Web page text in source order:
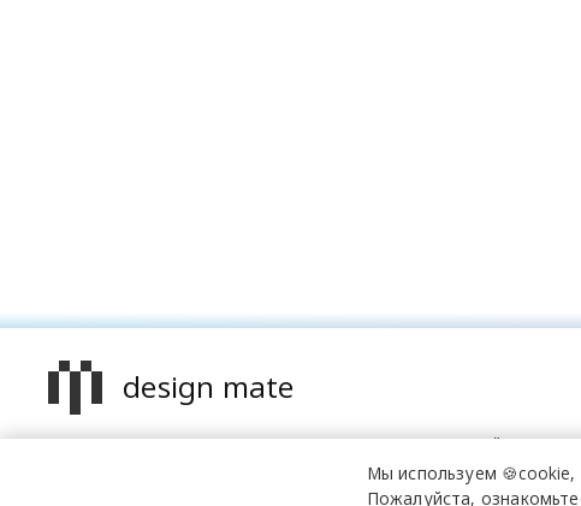
design mate
Design Mate - независимое интернет издание о дизайне во
проявлениях. Создаем авторский контент для дизайнеров,
архитекторов и всех неравнодушных к красоте с 2016 года.
Мы используем 🍪cookie,
Пожалуйста,